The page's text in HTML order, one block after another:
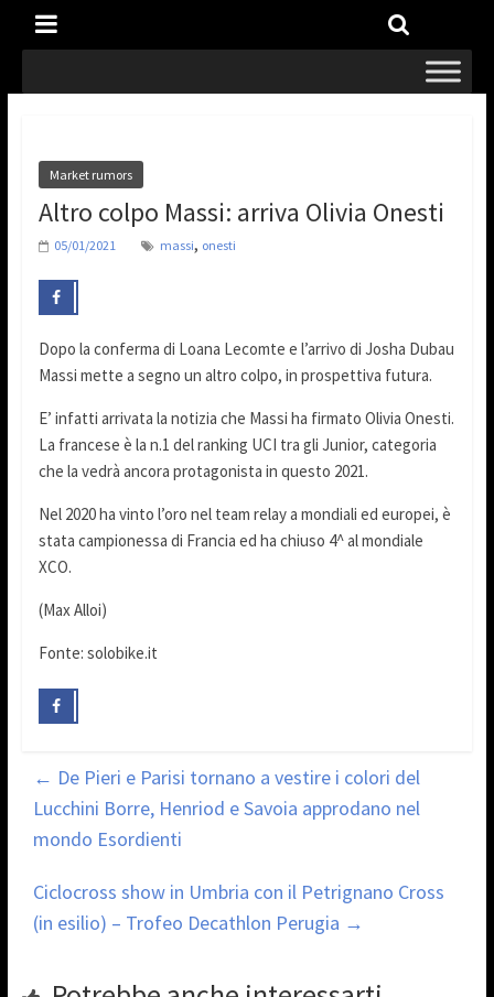
Market rumors
Altro colpo Massi: arriva Olivia Onesti
05/01/2021 massi, onesti
Dopo la conferma di Loana Lecomte e l’arrivo di Josha Dubau
Massi mette a segno un altro colpo, in prospettiva futura.
E’ infatti arrivata la notizia che Massi ha firmato Olivia Onesti.
La francese è la n.1 del ranking UCI tra gli Junior, categoria
che la vedrà ancora protagonista in questo 2021.
Nel 2020 ha vinto l’oro nel team relay a mondiali ed europei, è
stata campionessa di Francia ed ha chiuso 4^ al mondiale
XCO.
(Max Alloi)
Fonte: solobike.it
← De Pieri e Parisi tornano a vestire i colori del
Lucchini Borre, Henriod e Savoia approdano nel
mondo Esordienti
Ciclocross show in Umbria con il Petrignano Cross
(in esilio) – Trofeo Decathlon Perugia →